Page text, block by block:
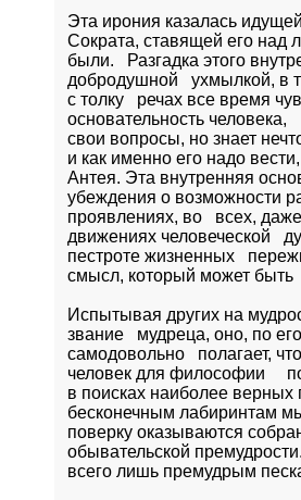
Эта ирония казалась
Сократа, ставящей его над
были.   Разгадка этого
добродушной   ухмылкой, в
с толку   речах все время
основательность человека,
свои вопросы, но знает
и как именно его надо
Антея. Эта внутренняя
убеждения о возможности
проявлениях, во   всех,
движениях человеческой
пестроте жизненных
смысл, который может быть
Испытывая других на
звание   мудреца, оно, по
самодовольно   полагает,
человек для философии
в поисках наиболее верных
бесконечным лабиринтам
поверку оказываются
обывательской
всего лишь премудрым